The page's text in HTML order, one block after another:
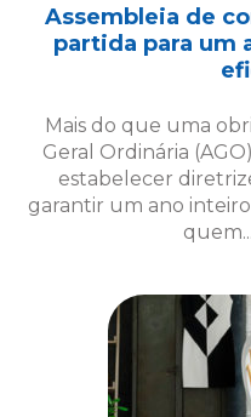
garantir um ano